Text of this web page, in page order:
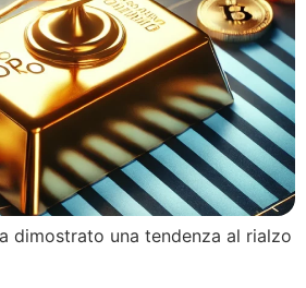
dimostrato una tendenza al rialzo